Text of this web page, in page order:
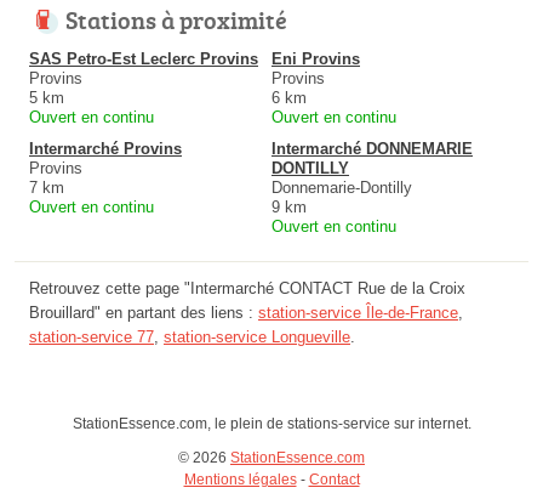
Stations à proximité
SAS Petro-Est Leclerc Provins
Provins
5 km
Ouvert en continu
Eni Provins
Provins
6 km
Ouvert en continu
Intermarché Provins
Provins
7 km
Ouvert en continu
Intermarché DONNEMARIE
DONTILLY
Donnemarie-Dontilly
9 km
Ouvert en continu
Retrouvez cette page "Intermarché CONTACT Rue de la Croix
Brouillard" en partant des liens : station-service Île-de-France
station-service 77 station-service Longueville
StationEssence.com, le plein de stations-service sur internet.
© 2026 StationEssence.com
Mentions légales- Contact